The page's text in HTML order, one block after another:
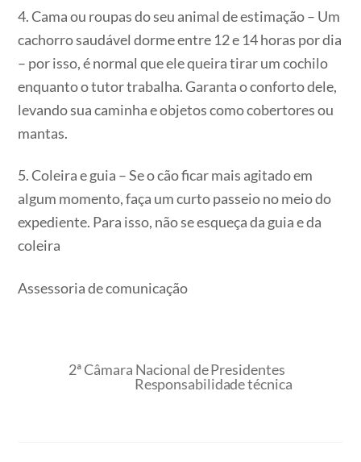
4. Cama ou roupas do seu animal de estimação – Um
cachorro saudável dorme entre 12 e 14 horas por dia
– por isso, é normal que ele queira tirar um cochilo
enquanto o tutor trabalha. Garanta o conforto dele,
levando sua caminha e objetos como cobertores ou
mantas.
5. Coleira e guia – Se o cão ficar mais agitado em
algum momento, faça um curto passeio no meio do
expediente. Para isso, não se esqueça da guia e da
coleira
Assessoria de comunicação
2ª Câmara Nacional de Presidentes
Responsabilidade técnica